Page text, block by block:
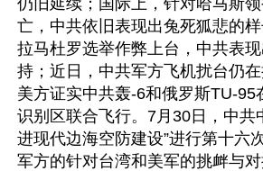
亡，中共依旧表现出兔死狐悲的
拉马杜罗选举作弊上台，中共表
持；近日，中共军方飞机扰台仍在
美方证实中共轰-6和俄罗斯TU-95
识别区联合飞行。7月30日，中共
进现代边海空防建设”进行第十六
军方的针对台湾和美军的挑衅与